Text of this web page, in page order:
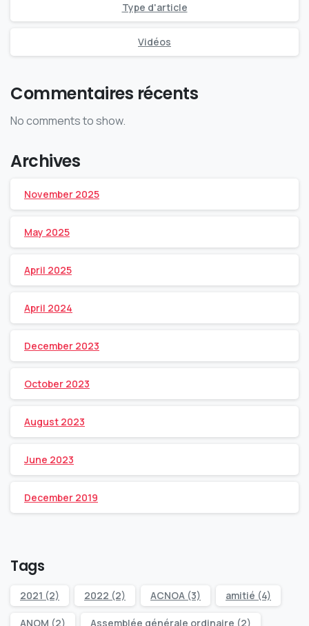
Type d'article
Vidéos
Commentaires récents
No comments to show.
Archives
November 2025
May 2025
April 2025
April 2024
December 2023
October 2023
August 2023
June 2023
December 2019
Tags
2021 (2) 2022 (2) ACNOA (3) amitié (4)
ANOM (2) Assemblée générale ordinaire (2)